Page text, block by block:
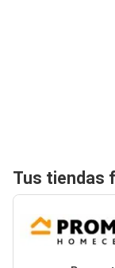
Tus tiendas